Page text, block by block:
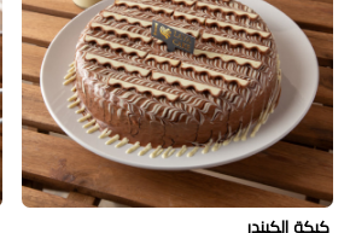
كيكة الكيندر